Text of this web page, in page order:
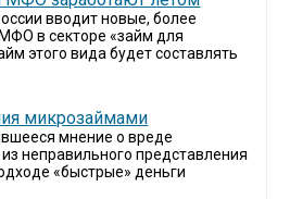
вводит новые, более
в секторе «займ для
этого вида будет составлять
микрозаймами
мнение о вреде
неправильного представления
«быстрые» деньги